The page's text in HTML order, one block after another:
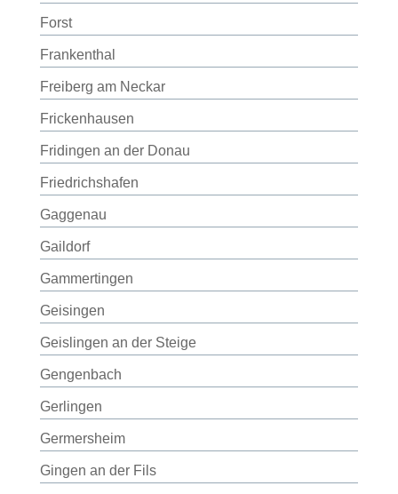
Forst
Frankenthal
Freiberg am Neckar
Frickenhausen
Fridingen an der Donau
Friedrichshafen
Gaggenau
Gaildorf
Gammertingen
Geisingen
Geislingen an der Steige
Gengenbach
Gerlingen
Germersheim
Gingen an der Fils